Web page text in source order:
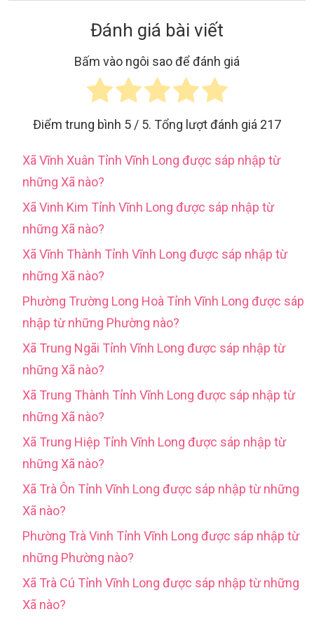
Đánh giá bài viết
Bấm vào ngôi sao để đánh giá
Điểm trung bình 5 / 5. Tổng lượt đánh giá 217
Xã Vĩnh Xuân Tỉnh Vĩnh Long được sáp nhập từ
những Xã nào?
Xã Vinh Kim Tỉnh Vĩnh Long được sáp nhập từ
những Xã nào?
Xã Vĩnh Thành Tỉnh Vĩnh Long được sáp nhập từ
những Xã nào?
Phường Trường Long Hoà Tỉnh Vĩnh Long được sáp
nhập từ những Phường nào?
Xã Trung Ngãi Tỉnh Vĩnh Long được sáp nhập từ
những Xã nào?
Xã Trung Thành Tỉnh Vĩnh Long được sáp nhập từ
những Xã nào?
Xã Trung Hiệp Tỉnh Vĩnh Long được sáp nhập từ
những Xã nào?
Xã Trà Ôn Tỉnh Vĩnh Long được sáp nhập từ những
Xã nào?
Phường Trà Vinh Tỉnh Vĩnh Long được sáp nhập từ
những Phường nào?
Xã Trà Cú Tỉnh Vĩnh Long được sáp nhập từ những
Xã nào?